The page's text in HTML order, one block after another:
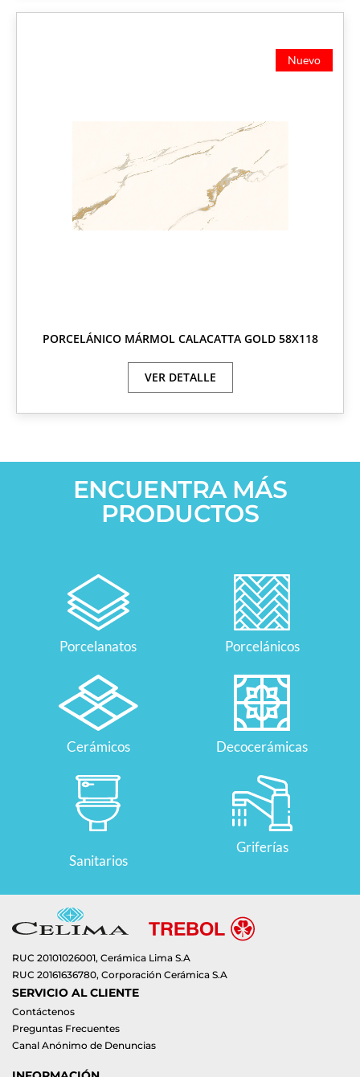
Nuevo
PORCELÁNICO MÁRMOL CALACATTA GOLD 58X118
VER DETALLE
ENCUENTRA MÁS
PRODUCTOS
Porcelanatos Porcelánicos
Cerámicos Decocerámicas
Sanitarios
Griferías
RUC 20101026001, Cerámica Lima S.A
RUC 20161636780, Corporación Cerámica S.A
SERVICIO AL CLIENTE
Contáctenos
Preguntas Frecuentes
Canal Anónimo de Denuncias